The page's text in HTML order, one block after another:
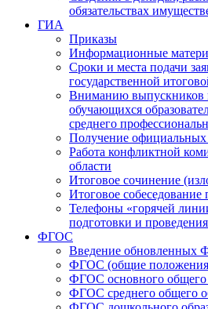
обязательствах
ГИА
Приказы
Информационные
Сроки и места подачи
государственной
Вниманию выпускников
обучающихся
среднего
Получение официальных
Работа конфликтной
области
Итоговое сочинение
Итоговое собеседование
Телефоны «горячей
подготовки и
ФГОС
Введение
ФГОС (общие
ФГОС основного общего
ФГОС среднего общего